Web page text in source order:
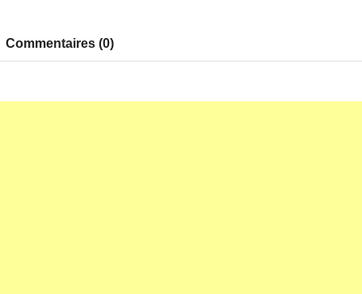
Commentaires (0)